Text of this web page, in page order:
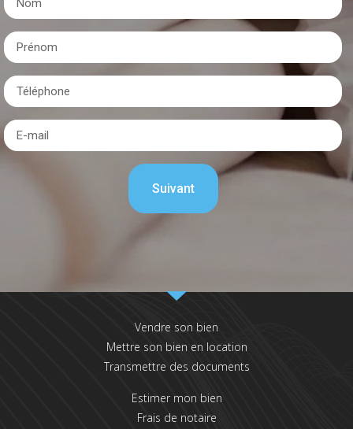
Vendre son bien
Mettre son bien en location
Transmettre des documents
Estimer mon bien
Frais de notaire